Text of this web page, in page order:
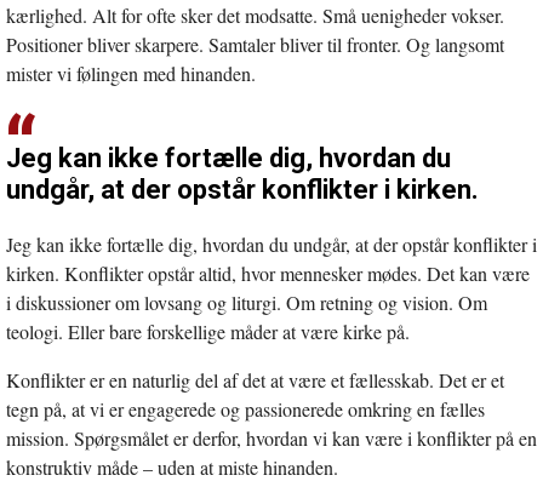
kærlighed. Alt for ofte sker det modsatte. Små uenigheder vokser.
Positioner bliver skarpere. Samtaler bliver til fronter. Og langsomt
mister vi følingen med hinanden.
Jeg kan ikke fortælle dig, hvordan du
undgår, at der opstår konflikter i kirken.
Jeg kan ikke fortælle dig, hvordan du undgår, at der opstår konflikter i
kirken. Konflikter opstår altid, hvor mennesker mødes. Det kan være
i diskussioner om lovsang og liturgi. Om retning og vision. Om
teologi. Eller bare forskellige måder at være kirke på.
Konflikter er en naturlig del af det at være et fællesskab. Det er et
tegn på, at vi er engagerede og passionerede omkring en fælles
mission. Spørgsmålet er derfor, hvordan vi kan være i konflikter på en
konstruktiv måde – uden at miste hinanden.